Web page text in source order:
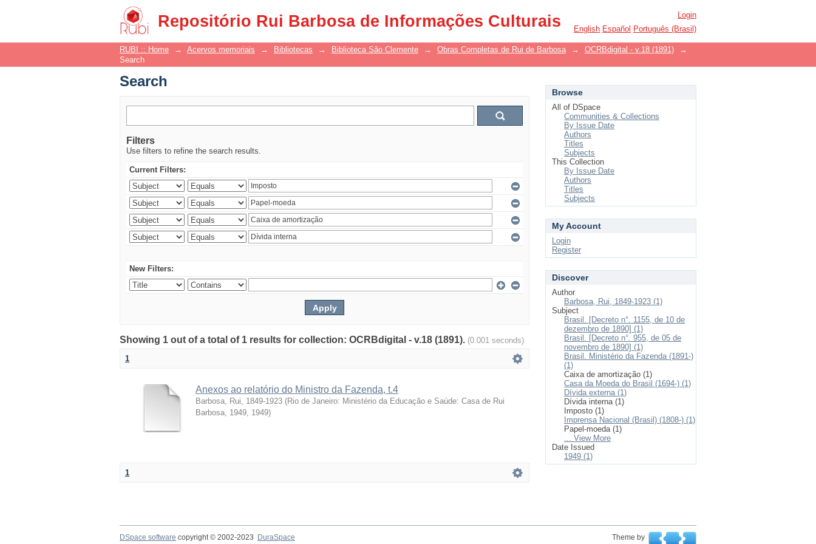
Repositório Rui Barbosa de Informações Culturais
Search
Login
English Español Português (Brasil)
RUBI :: Home → Acervos memoriais → Bibliotecas → Biblioteca São Clemente → Obras Completas de Rui de Barbosa → OCRBdigital - v.18 (1891)
→
Search
Search
Filters
Use filters to refine the search results.
Current Filters:
New Filters:
Showing 1 out of a total of 1 results for collection: OCRBdigital - v.18 (1891). (0.001 seconds)
1
Anexos ao relatório do Ministro da Fazenda, t.4
Barbosa, Rui, 1849-1923 (Rio de Janeiro: Ministério da Educação e Saúde: Casa de Rui
Barbosa, 1949, 1949)
1
Browse
All of DSpace
Communities & Collections
By Issue Date
Authors
Titles
Subjects
This Collection
By Issue Date
Authors
Titles
Subjects
My Account
Login
Register
Discover
Author
Barbosa, Rui, 1849-1923 (1)
Subject
Brasil. [Decreto n°. 1155, de 10 de
dezembro de 1890] (1)
Brasil. [Decreto n°. 955, de 05 de
novembro de 1890] (1)
Brasil. Ministério da Fazenda (1891-)
(1)
Caixa de amortização (1)
Casa da Moeda do Brasil (1694-) (1)
Dívida externa (1)
Dívida interna (1)
Imposto (1)
Imprensa Nacional (Brasil) (1808-) (1)
Papel-moeda (1)
... View More
Date Issued
1949 (1)
DSpace software copyright © 2002-2023 DuraSpace Theme by